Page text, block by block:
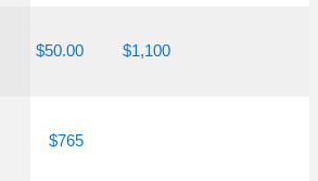
$50.00 $1,100
$765